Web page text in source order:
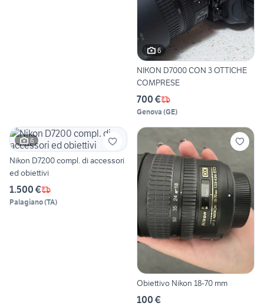
6
NIKON D7000 CON 3 OTTICHE
COMPRESE
700 €
Genova (GE)
6
Nikon D7200 compl. di accessori
ed obiettivi
1.500 €
Palagiano(TA)
Obiettivo Nikon 18-70 mm
100 €